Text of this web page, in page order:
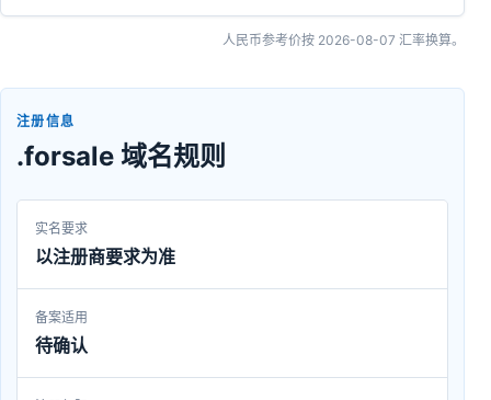
人民币参考价按 2026-08-07 汇率换算。
注册信息
.forsale 域名规则
实名要求
以注册商要求为准
备案适用
待确认